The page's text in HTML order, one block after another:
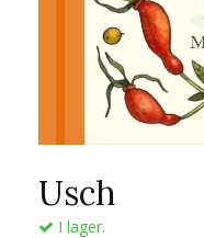
Usch
I lager.